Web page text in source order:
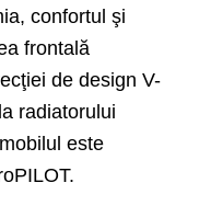
confortul şi
frontală
de design V-
radiatorului
este